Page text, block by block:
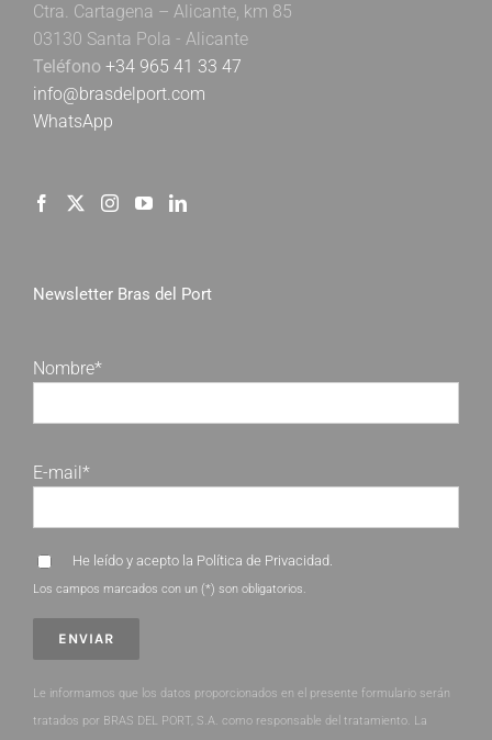
Ctra. Cartagena – Alicante, km 85
03130 Santa Pola - Alicante
Teléfono +34 965 41 33 47
info@brasdelport.com
WhatsApp
Newsletter Bras del Port
Nombre*
E-mail*
He leído y acepto la Política de Privacidad.
Los campos marcados con un (*) son obligatorios.
Le informamos que los datos proporcionados en el presente formulario serán
tratados por BRAS DEL PORT, S.A. como responsable del tratamiento. La